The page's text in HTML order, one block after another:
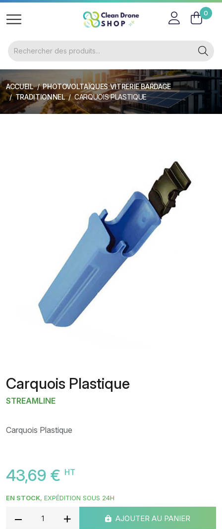
0
ACCUEIL
PHOTOVOLTAÏQUES VITRERIE BARDAGE
TRADITIONNEL
CARQUOIS PLASTIQUE
Carquois Plastique
STREAMLINE
Carquois Plastique
43,69 € HT
EN STOCK, EXPÉDITION SOUS 24H
AJOUTER AU PANIER